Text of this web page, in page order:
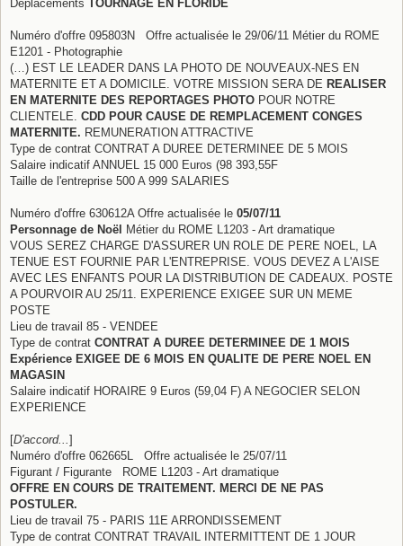
Déplacements TOURNAGE EN FLORIDE
Numéro d'offre 095803N Offre actualisée le 29/06/11 Métier du ROME
E1201 - Photographie
(…) EST LE LEADER DANS LA PHOTO DE NOUVEAUX-NES EN
MATERNITE ET A DOMICILE. VOTRE MISSION SERA DE REALISER
EN MATERNITE DES REPORTAGES PHOTO POUR NOTRE
CLIENTELE. CDD POUR CAUSE DE REMPLACEMENT CONGES
MATERNITE. REMUNERATION ATTRACTIVE
Type de contrat CONTRAT A DUREE DETERMINEE DE 5 MOIS
Salaire indicatif ANNUEL 15 000 Euros (98 393,55F
Taille de l'entreprise 500 A 999 SALARIES
Numéro d'offre 630612A Offre actualisée le 05/07/11
Personnage de Noël Métier du ROME L1203 - Art dramatique
VOUS SEREZ CHARGE D'ASSURER UN ROLE DE PERE NOEL, LA
TENUE EST FOURNIE PAR L'ENTREPRISE. VOUS DEVEZ A L'AISE
AVEC LES ENFANTS POUR LA DISTRIBUTION DE CADEAUX. POSTE
A POURVOIR AU 25/11. EXPERIENCE EXIGEE SUR UN MEME
POSTE
Lieu de travail 85 - VENDEE
Type de contrat CONTRAT A DUREE DETERMINEE DE 1 MOIS
Expérience EXIGEE DE 6 MOIS EN QUALITE DE PERE NOEL EN
MAGASIN
Salaire indicatif HORAIRE 9 Euros (59,04 F) A NEGOCIER SELON
EXPERIENCE
[D'accord... ]
Numéro d'offre 062665L Offre actualisée le 25/07/11
Figurant / Figurante ROME L1203 - Art dramatique
OFFRE EN COURS DE TRAITEMENT. MERCI DE NE PAS
POSTULER.
Lieu de travail 75 - PARIS 11E ARRONDISSEMENT
Type de contrat CONTRAT TRAVAIL INTERMITTENT DE 1 JOUR